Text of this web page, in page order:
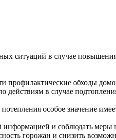
ситуаций в случае
профилактические обходы
действиям в случае
особое значение
и соблюдать меры
горожан и снизить